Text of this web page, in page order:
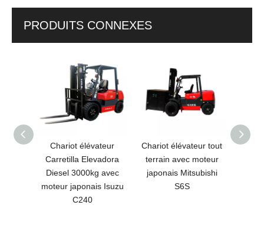
PRODUITS CONNEXES
3ton
Chariot élévateur
Carretilla Elevadora
Diesel 3000kg avec
moteur japonais Isuzu
C240
Chariot élévateur tout
terrain avec moteur
japonais Mitsubishi
S6S